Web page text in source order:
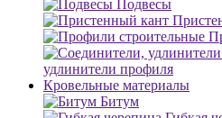
Подвесы
удлинители профиля
Кровельные материалы
Битум